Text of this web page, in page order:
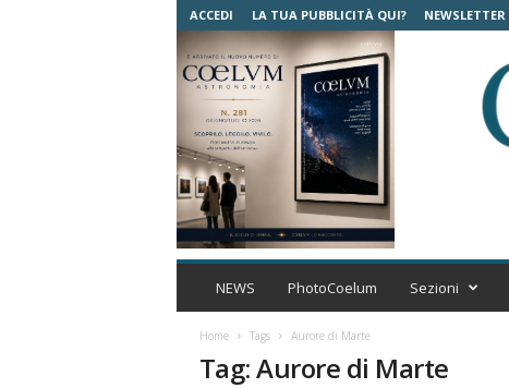
ACCEDI LA TUA PUBBLICITÀ QUI? NEWSLETTER
C
m
NEWS PhotoCoelum Sezioni
Home Tags Aurore di Marte
Tag: Aurore di Marte